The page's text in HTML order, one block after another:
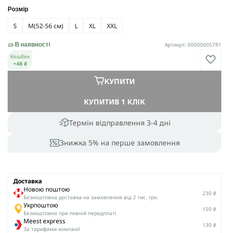
Розмір
S M(52-56 см) L XL XXL
Термін відправлення 3-4 дні
Знижка 5% на перше замовлення
КУПИТИВ 1 КЛІК
КУПИТИ
В наявності
Артикул: 00000005781
Кешбек
+48 ₴
Доставка
Новою поштою
Безкоштовна доставка на замовлення від 2 тис. грн.
230 ₴
Укрпоштою
Безкоштовно при повній передплаті
150 ₴
Meest express
За тарифами компанії
130 ₴